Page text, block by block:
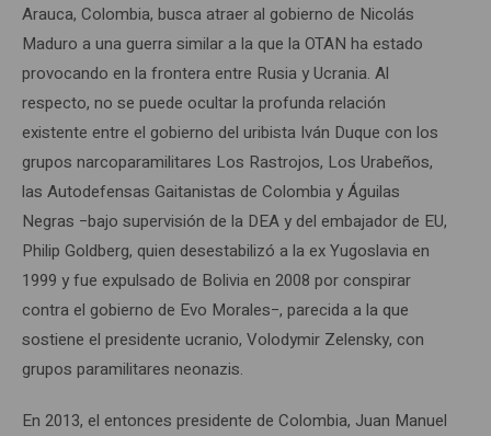
Arauca, Colombia, busca atraer al gobierno de Nicolás
Maduro a una guerra similar a la que la OTAN ha estado
provocando en la frontera entre Rusia y Ucrania. Al
respecto, no se puede ocultar la profunda relación
existente entre el gobierno del uribista Iván Duque con los
grupos narcoparamilitares Los Rastrojos, Los Urabeños,
las Autodefensas Gaitanistas de Colombia y Águilas
Negras −bajo supervisión de la DEA y del embajador de EU,
Philip Goldberg, quien desestabilizó a la ex Yugoslavia en
1999 y fue expulsado de Bolivia en 2008 por conspirar
contra el gobierno de Evo Morales−, parecida a la que
sostiene el presidente ucranio, Volodymir Zelensky, con
grupos paramilitares neonazis.
En 2013, el entonces presidente de Colombia, Juan Manuel